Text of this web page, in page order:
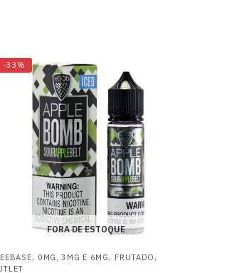
-33%
FORA DE ESTOQUE
, 0MG, 3MG E 6MG, FRUTADO,